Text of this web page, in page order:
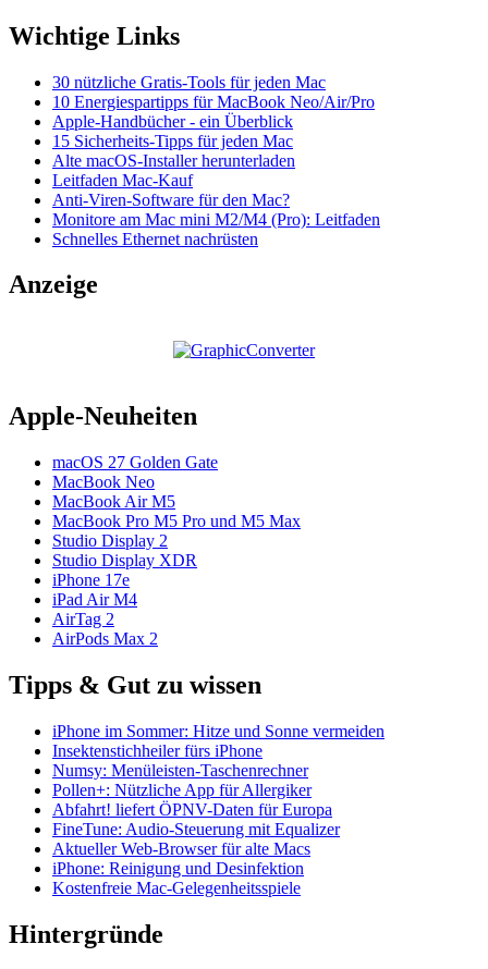
Wichtige Links
30 nützliche Gratis-Tools für jeden Mac
10 Energiespartipps für MacBook Neo/Air/Pro
Apple-Handbücher - ein Überblick
15 Sicherheits-Tipps für jeden Mac
Alte macOS-Installer herunterladen
Leitfaden Mac-Kauf
Anti-Viren-Software für den Mac?
Monitore am Mac mini M2/M4 (Pro): Leitfaden
Schnelles Ethernet nachrüsten
Anzeige
Apple-Neuheiten
macOS 27 Golden Gate
MacBook Neo
MacBook Air M5
MacBook Pro M5 Pro und M5 Max
Studio Display 2
Studio Display XDR
iPhone 17e
iPad Air M4
AirTag 2
AirPods Max 2
Tipps & Gut zu wissen
iPhone im Sommer: Hitze und Sonne vermeiden
Insektenstichheiler fürs iPhone
Numsy: Menüleisten-Taschenrechner
Pollen+: Nützliche App für Allergiker
Abfahrt! liefert ÖPNV-Daten für Europa
FineTune: Audio-Steuerung mit Equalizer
Aktueller Web-Browser für alte Macs
iPhone: Reinigung und Desinfektion
Kostenfreie Mac-Gelegenheitsspiele
Hintergründe